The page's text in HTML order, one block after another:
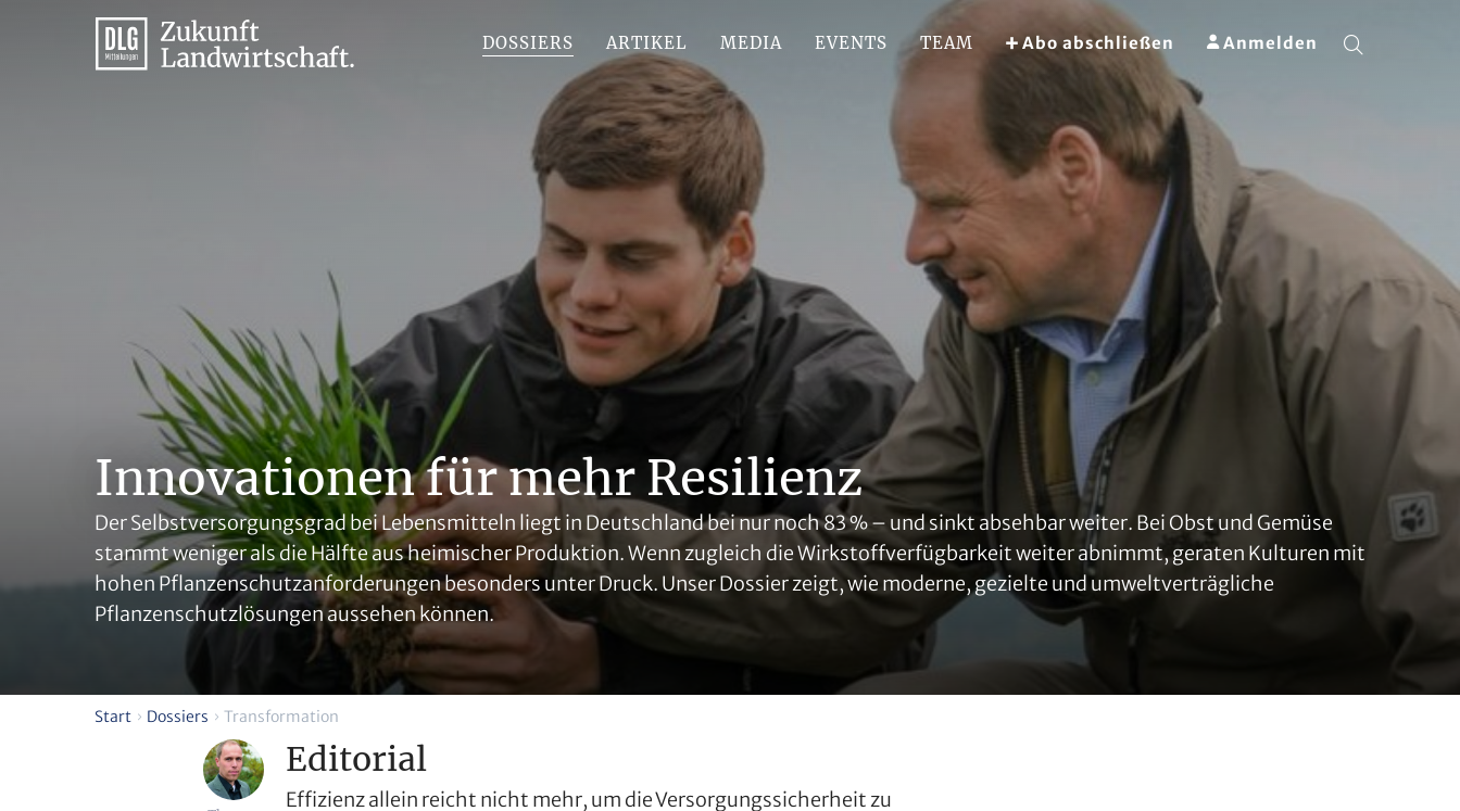
DOSSIERS ARTIKEL MEDIA EVENTS TEAM Abo abschließen Anmelden
Innovationen für mehr Resilienz
Der Selbstversorgungsgrad bei Lebensmitteln liegt in Deutschland bei nur noch 83 % – und sinkt absehbar weiter. Bei Obst und Gemüse
stammt weniger als die Hälfte aus heimischer Produktion. Wenn zugleich die Wirkstoffverfügbarkeit weiter abnimmt, geraten Kulturen mit
hohen Pflanzenschutzanforderungen besonders unter Druck. Unser Dossier zeigt, wie moderne, gezielte und umweltverträgliche
Pflanzenschutzlösungen aussehen können.
Start Dossiers Transformation
Editorial
Effizienz allein reicht nicht mehr, um die Versorgungssicherheit zu